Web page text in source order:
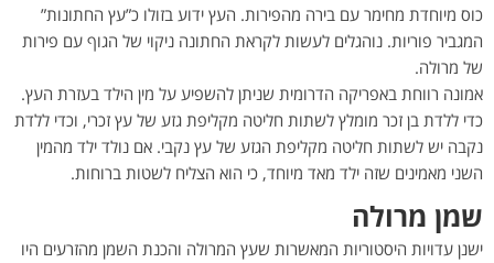
כוס מיוחדת מחימר עם בירה מהפירות. העץ ידוע בזולו כ”עץ החתונות”
המגביר פוריות. נוהגלים לעשות לקראת החתונה ניקוי של הגוף עם פירות
של מרולה.
אמונה רווחת באפריקה הדרומית שניתן להשפיע על מין הילד בעזרת העץ.
כדי ללדת בן זכר מומלץ לשתות חליטה מקליפת גזע של עץ זכרי, וכדי ללדת
נקבה יש לשתות חליטה מקליפת הגזע של עץ נקבי. אם נולד ילד מהמין
השני מאמינים שזה ילד מאד מיוחד, כי הוא הצליח לשטות ברוחות.
שמן מרולה
ישנן עדויות היסטוריות המאשרות שעץ המרולה והכנת השמן מהזרעים היו